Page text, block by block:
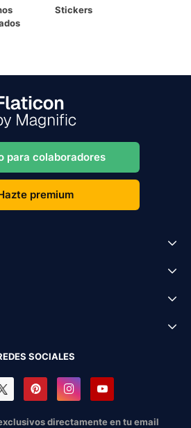
Stickers
para colaboradores
premium
SOCIALES
directamente en tu email